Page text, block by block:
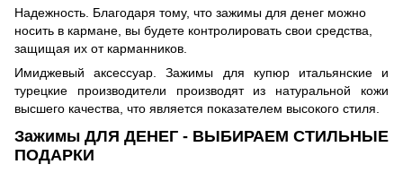
Надежность. Благодаря тому, что зажимы для денег можно
носить в кармане, вы будете контролировать свои средства,
защищая их от карманников.
Имиджевый аксессуар. Зажимы для купюр итальянские и
турецкие производители производят из натуральной кожи
высшего качества, что является показателем высокого стиля.
Зажимы ДЛЯ ДЕНЕГ - ВЫБИРАЕМ СТИЛЬНЫЕ
ПОДАРКИ